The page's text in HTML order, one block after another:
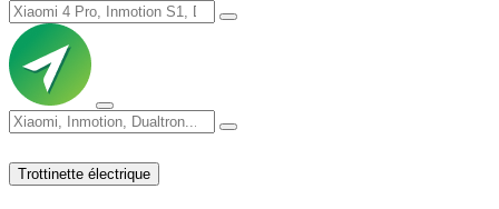
Trottinette électrique